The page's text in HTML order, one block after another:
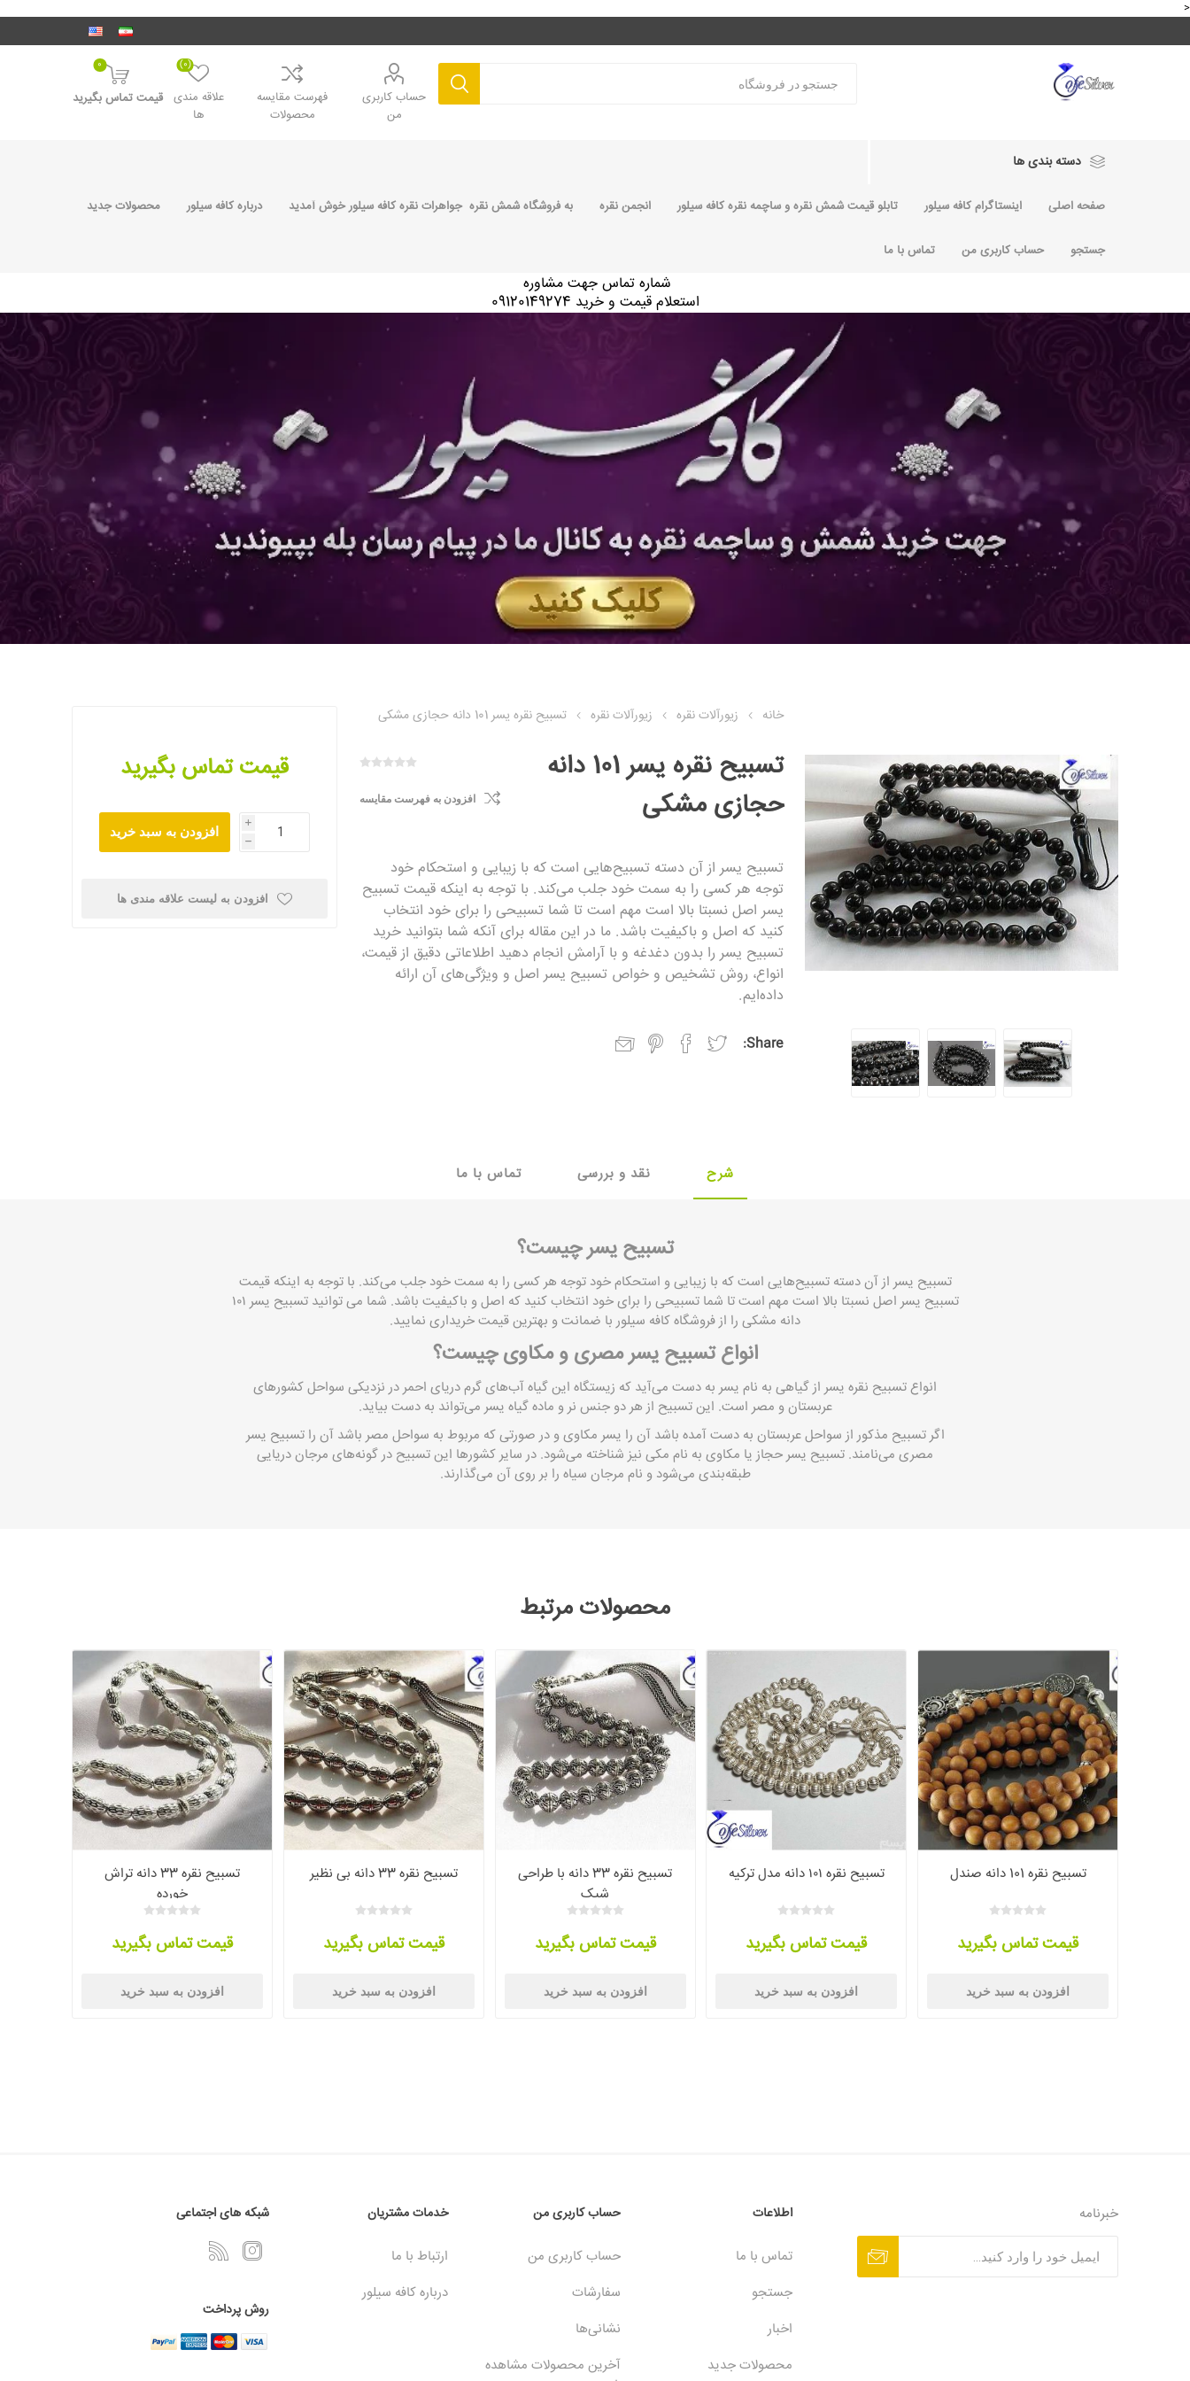
<
حساب کاربری
من
فهرست مقایسه
محصولات
علاقه مندی
ها
(0)
0
قیمت تماس بگیرید
دسته بندی ها
صفحه اصلی اینستاگرام کافه سیلور تابلو قیمت شمش نقره و ساچمه نقره کافه سیلور انجمن نقره به فروشگاه شمش نقره جواهرات نقره کافه سیلور خوش آمدید درباره کافه سیلور محصولات جدید
جستجو حساب کاربری من تماس با ما
شماره تماس جهت مشاوره
استعلام قیمت و خرید 09120149274
خانه زیورآلات نقره زیورآلات نقره تسبیح نقره یسر 101 دانه حجازی مشکی
تسبیح نقره یسر 101 دانه
حجازی مشکی
افزودن به فهرست مقایسه
تسبیح یسر از آن دسته تسبیح‌هایی است که با زیبایی و استحکام خود
توجه هر کسی را به سمت خود جلب می‌کند. با توجه به اینکه قیمت تسبیح
یسر اصل نسبتا بالا است مهم است تا شما تسبیحی را برای خود انتخاب
کنید که اصل و باکیفیت باشد. ما در این مقاله برای آنکه شما بتوانید خرید
تسبیح یسر را بدون دغدغه و با آرامش انجام دهید اطلاعاتی دقیق از قیمت،
انواع، روش تشخیص و خواص تسبیح یسر اصل و ویژگی‌های آن ارائه
داده‌ایم.
Share:
قیمت تماس بگیرید
i
h
افزودن به سبد خرید
افزودن به لیست علاقه مندی ها
شرح نقد و بررسی تماس با ما
تسبیح یسر چیست؟
تسبیح یسر از آن دسته تسبیح‌هایی است که با زیبایی و استحکام خود توجه هر کسی را به سمت خود جلب می‌کند. با توجه به اینکه قیمت
تسبیح یسر اصل نسبتا بالا است مهم است تا شما تسبیحی را برای خود انتخاب کنید که اصل و باکیفیت باشد. شما می توانید تسبیح یسر ۱۰۱
دانه مشکی را از فروشگاهکافه سیلور با ضمانت و بهترین قیمت خریداری نمایید.
انواع تسبیح یسر مصری و مکاوی چیست؟
انواعتسبیح نقره یسر از گیاهی به نام یسر به دست می‌آید که زیستگاه این گیاه آب‌های گرم دریای احمر در نزدیکی سواحل کشورهای
عربستان و مصر است. این تسبیح از هر دو جنس نر و ماده گیاه یسر می‌تواند به دست بیاید.
اگر تسبیح مذکور از سواحل عربستان به دست آمده باشد آن را یسر مکاوی و در صورتی که مربوط به سواحل مصر باشد آن را تسبیح یسر
مصری می‌نامند. تسبیح یسر حجاز یا مکاوی به نام مکی نیز شناخته می‌شود. در سایر کشورها این تسبیح در گونه‌های مرجان دریایی
طبقه‌بندی می‌شود و نام مرجان سیاه را بر روی آن می‌گذارند.
محصولات مرتبط
تسبیح نقره 101 دانه صندل
قیمت تماس بگیرید
افزودن به سبد خرید
تسبیح نقره ۱۰۱ دانه مدل ترکیه
قیمت تماس بگیرید
افزودن به سبد خرید
تسبیح نقره 33 دانه با طراحی
شیک
قیمت تماس بگیرید
افزودن به سبد خرید
تسبیح نقره 33 دانه بی نظیر
قیمت تماس بگیرید
افزودن به سبد خرید
تسبیح نقره 33 دانه تراش
خورده
قیمت تماس بگیرید
افزودن به سبد خرید
خبرنامه اطلاعات
تماس با ما
جستجو
اخبار
محصولات جدید
حساب کاربری من
حساب کاربری من
سفارشات
نشانی‌ها
آخرین محصولات مشاهده
خدمات مشتریان
ارتباط با ما
درباره کافه سیلور
شبکه های اجتماعی
روش پرداخت